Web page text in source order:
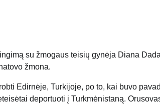
su žmogaus teisių gynėja Diana
žmona.
Edirnėje, Turkijoje, po to, kai buvo
deportuoti į Turkmėnistaną.